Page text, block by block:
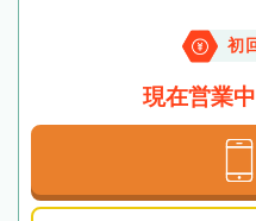
初
現在営業中